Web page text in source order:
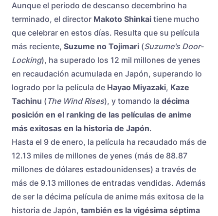
Aunque el periodo de descanso decembrino ha
terminado, el director Makoto Shinkai tiene mucho
que celebrar en estos días. Resulta que su película
más reciente, Suzume no Tojimari (Suzume's Door-
Locking), ha superado los 12 mil millones de yenes
en recaudación acumulada en Japón, superando lo
logrado por la película de Hayao Miyazaki, Kaze
Tachinu ( The Wind Rises), y tomando la décima
posición en el ranking de las películas de anime
más exitosas en la historia de Japón.
Hasta el 9 de enero, la película ha recaudado más de
12.13 miles de millones de yenes (más de 88.87
millones de dólares estadounidenses) a través de
más de 9.13 millones de entradas vendidas. Además
de ser la décima película de anime más exitosa de la
historia de Japón, también es la vigésima séptima